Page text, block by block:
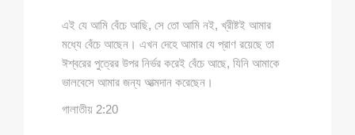
এই যে আমি বেঁচে আছি, সে তো আমি নই, খ্রীষ্টই আমার
মধ্যে বেঁচে আছেন। এখন দেহে আমার যে প্রাণ রয়েছে তা
ঈশ্বরের পুত্রের উপর নির্ভর করেই বেঁচে আছে, যিনি আমাকে
ভালবেসে আমার জন্য আত্মদান করেছেন।
গালাতীয় 2:20